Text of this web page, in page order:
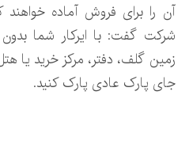
آن را برای فروش آماده خواهند
شرکت گفت: با ایرکار شما بدون
زمین گلف، دفتر، مرکز خرید یا
جای پارک عادی پارک کنید.